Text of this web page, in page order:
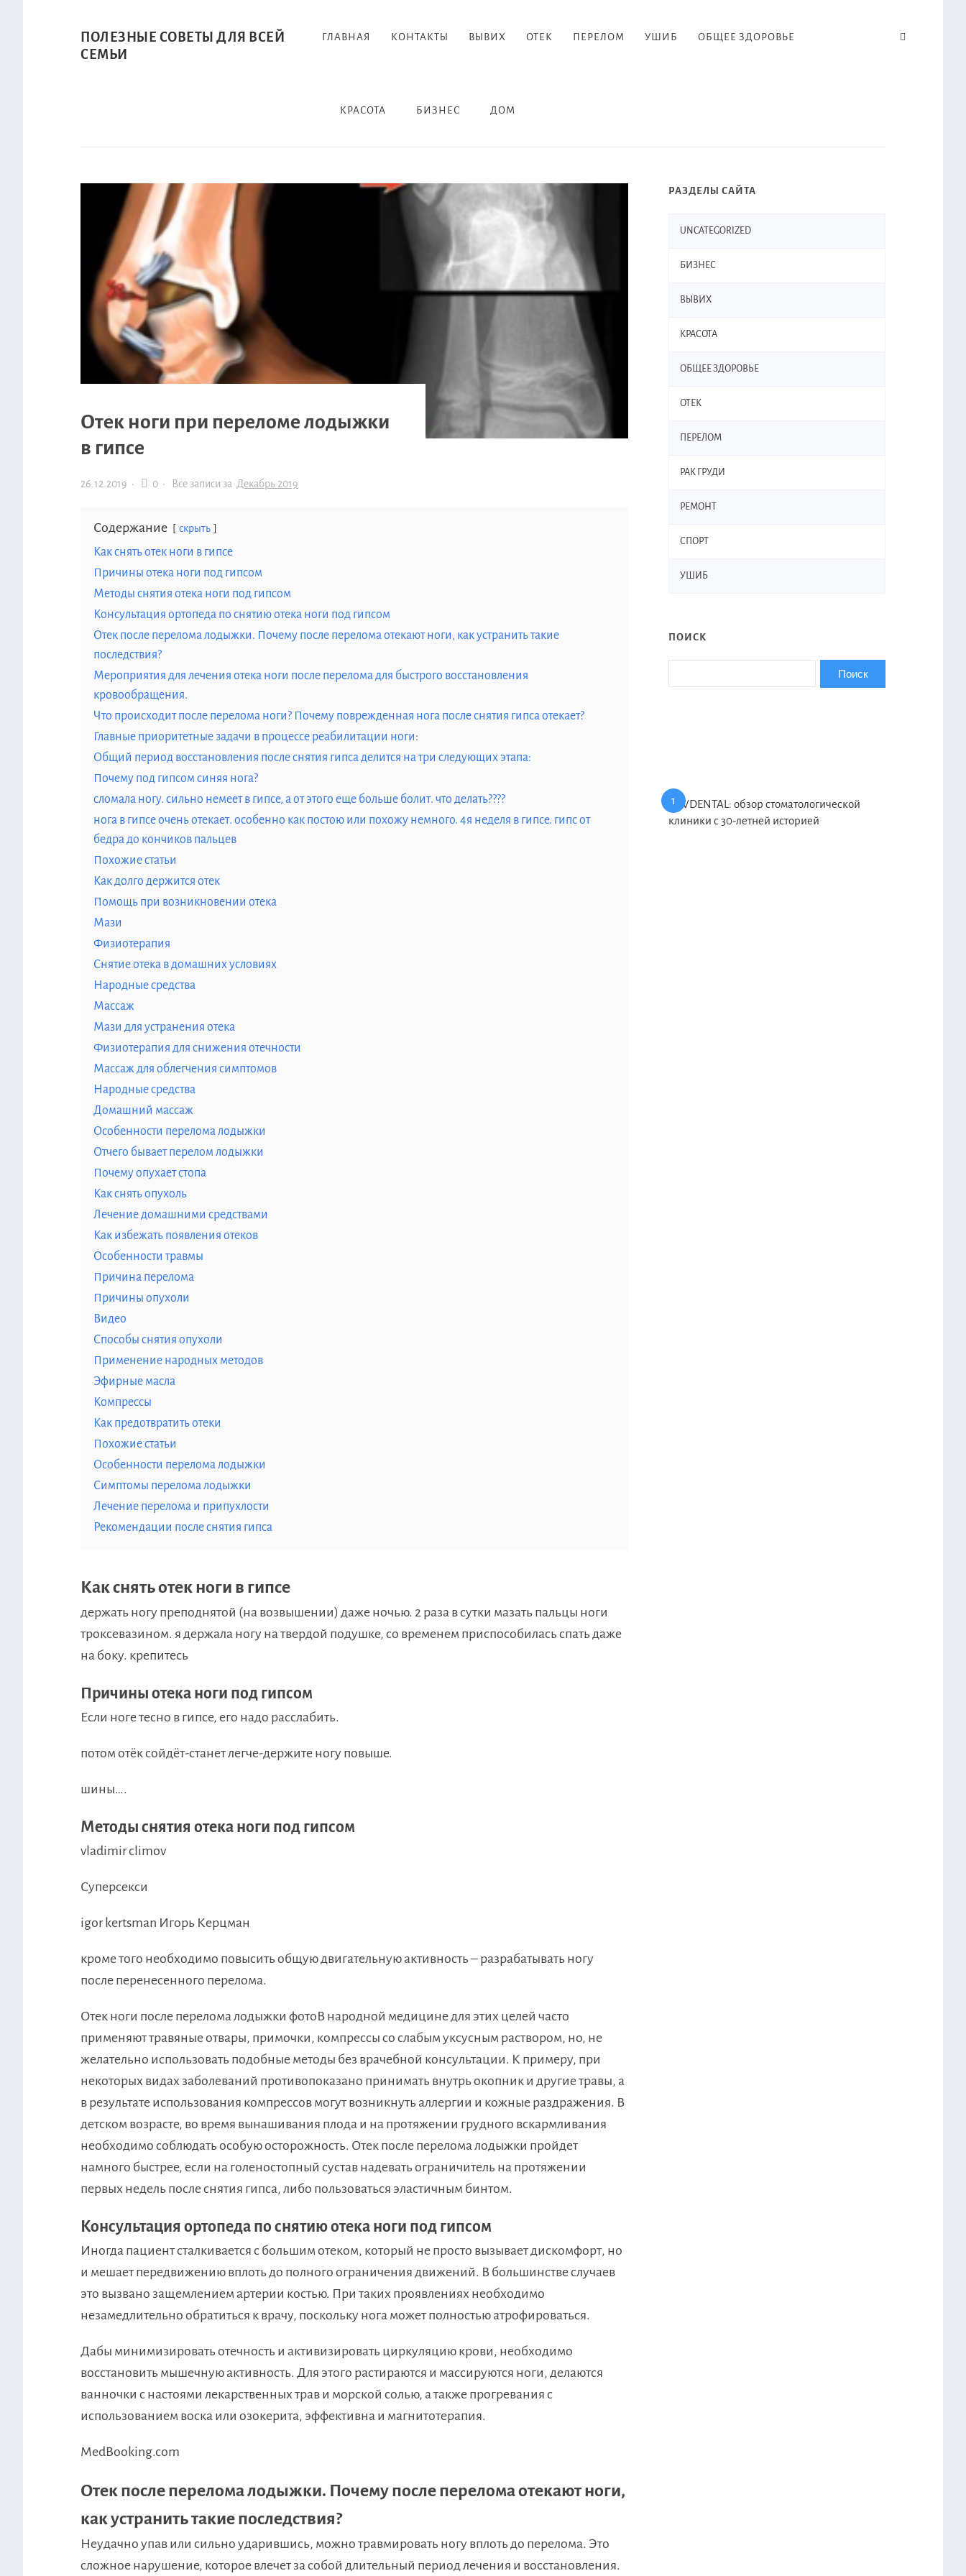
ПОЛЕЗНЫЕ СОВЕТЫ ДЛЯ ВСЕЙ
СЕМЬИ
ГЛАВНАЯ КОНТАКТЫ ВЫВИХ ОТЕК ПЕРЕЛОМ УШИБ ОБЩЕЕ ЗДОРОВЬЕ
КРАСОТА БИЗНЕС ДОМ
Отек ноги при переломе лодыжки
в гипсе
26.12.2019 · 0 · Все записи за Декабрь 2019
Содержание скрыть
Как снять отек ноги в гипсе
Причины отека ноги под гипсом
Методы снятия отека ноги под гипсом
Консультация ортопеда по снятию отека ноги под гипсом
Отек после перелома лодыжки. Почему после перелома отекают ноги, как устранить такие
последствия?
Мероприятия для лечения отека ноги после перелома для быстрого восстановления
кровообращения.
Что происходит после перелома ноги? Почему поврежденная нога после снятия гипса отекает?
Главные приоритетные задачи в процессе реабилитации ноги:
Общий период восстановления после снятия гипса делится на три следующих этапа:
Почему под гипсом синяя нога?
сломала ногу. сильно немеет в гипсе, а от этого еще больше болит. что делать????
нога в гипсе очень отекает. особенно как постою или похожу немного. 4я неделя в гипсе. гипс от
бедра до кончиков пальцев
Похожие статьи
Как долго держится отек
Помощь при возникновении отека
Мази
Физиотерапия
Снятие отека в домашних условиях
Народные средства
Массаж
Мази для устранения отека
Физиотерапия для снижения отечности
Массаж для облегчения симптомов
Народные средства
Домашний массаж
Особенности перелома лодыжки
Отчего бывает перелом лодыжки
Почему опухает стопа
Как снять опухоль
Лечение домашними средствами
Как избежать появления отеков
Особенности травмы
Причина перелома
Причины опухоли
Видео
Способы снятия опухоли
Применение народных методов
Эфирные масла
Компрессы
Как предотвратить отеки
Похожие статьи
Особенности перелома лодыжки
Симптомы перелома лодыжки
Лечение перелома и припухлости
Рекомендации после снятия гипса
Как снять отек ноги в гипсе
​держать ногу преподнятой (на возвышении) даже ночью. 2 раза в сутки мазать пальцы ноги
троксевазином. я держала ногу на твердой подушке, со временем приспособилась спать даже
на боку. крепитесь​
Причины отека ноги под гипсом
​Если ноге тесно в гипсе, его надо расслабить.​
​потом отёк сойдёт-станет легче-держите ногу повыше.​
​шины….​
Методы снятия отека ноги под гипсом
​vladimir climov​
​Суперсекси​
​igor kertsman Игорь Керцман​
​кроме того необходимо повысить общую двигательную активность – разрабатывать ногу
после перенесенного перелома.​
​Отек ноги после перелома лодыжки фотоВ народной медицине для этих целей часто
применяют травяные отвары, примочки, компрессы со слабым уксусным раствором, но, не
желательно использовать подобные методы без врачебной консультации. К примеру, при
некоторых видах заболеваний противопоказано принимать внутрь окопник и другие травы, а
в результате использования компрессов могут возникнуть аллергии и кожные раздражения. В
детском возрасте, во время вынашивания плода и на протяжении грудного вскармливания
необходимо соблюдать особую осторожность. Отек после перелома лодыжки пройдет
намного быстрее, если на голеностопный сустав надевать ограничитель на протяжении
первых недель после снятия гипса, либо пользоваться эластичным бинтом.​
Консультация ортопеда по снятию отека ноги под гипсом
​Иногда пациент сталкивается с большим отеком, который не просто вызывает дискомфорт, но
и мешает передвижению вплоть до полного ограничения движений. В большинстве случаев
это вызвано защемлением артерии костью. При таких проявлениях необходимо
незамедлительно обратиться к врачу, поскольку нога может полностью атрофироваться.​
​Дабы минимизировать отечность и активизировать циркуляцию крови, необходимо
восстановить мышечную активность. Для этого растираются и массируются ноги, делаются
ванночки с настоями лекарственных трав и морской солью, а также прогревания с
использованием воска или озокерита, эффективна и магнитотерапия.​
MedBooking.com
Отек после перелома лодыжки. Почему после перелома отекают ноги,
как устранить такие последствия?
​Неудачно упав или сильно ударившись, можно травмировать ногу вплоть до перелома. Это
сложное нарушение, которое влечет за собой длительный период лечения и восстановления.
РАЗДЕЛЫ САЙТА
UNCATEGORIZED
БИЗНЕС
ВЫВИХ
КРАСОТА
ОБЩЕЕ ЗДОРОВЬЕ
ОТЕК
ПЕРЕЛОМ
РАК ГРУДИ
РЕМОНТ
СПОРТ
УШИБ
ПОИСК
KAVDENTAL: обзор стоматологической
клиники с 30-летней историей